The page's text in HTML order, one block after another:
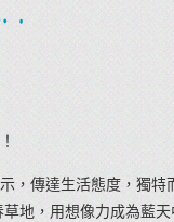
，傳達生活態度，獨特
地，用想像力成為藍